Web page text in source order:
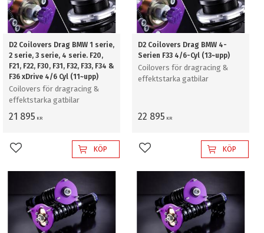
D2 Coilovers Drag BMW 1 serie,
2 serie, 3 serie, 4 serie. F20,
F21, F22, F30, F31, F32, F33, F34 &
F36 xDrive 4/6 Cyl (11~upp)
Coilovers för dragracing &
effektstarka gatbilar
21 895 KR
Lägg till i favoriterKÖP
D2 Coilovers Drag BMW 4-
Serien F33 4/6-Cyl (13~upp)
Coilovers för dragracing &
effektstarka gatbilar
22 895 KR
Lägg till i favoriterKÖP